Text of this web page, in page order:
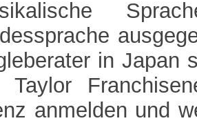
in Japan
Taylor
anmelden und